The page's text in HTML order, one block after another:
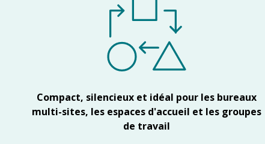
Compact, silencieux et idéal pour les bureaux
multi-sites, les espaces d'accueil et les groupes
de travail